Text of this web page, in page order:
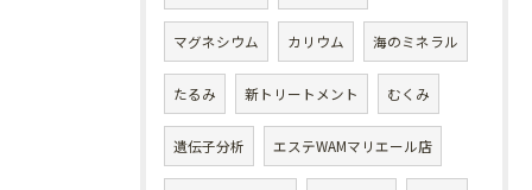
マグネシウム カリウム 海のミネラル
たるみ 新トリートメント むくみ
遺伝子分析 エステWAMマリエール店